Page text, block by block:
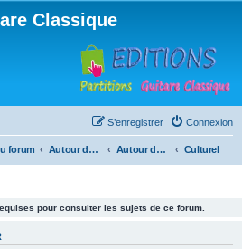
Classique
Connexion
S’enregistrer
forum Autour de la machine à café Autour de la machine à café Culturel
pour consulter les sujets de ce forum.